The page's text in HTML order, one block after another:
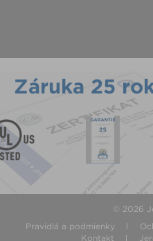
Záruka 25
© 2026
Pravidlá a podmienky
Kontakt